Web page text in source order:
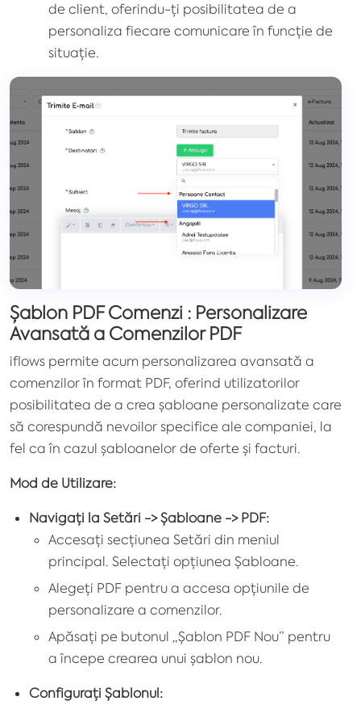
de client, oferindu-ți posibilitatea de a
personaliza fiecare comunicare în funcție de
situație.
Șablon PDF Comenzi : Personalizare
Avansată a Comenzilor PDF
iflows permite acum personalizarea avansată a
comenzilor în format PDF, oferind utilizatorilor
posibilitatea de a crea șabloane personalizate care
să corespundă nevoilor specifice ale companiei, la
fel ca în cazul șabloanelor de oferte și facturi.
Mod de Utilizare:
Navigați la Setări -> Șabloane -> PDF:
Accesați secțiunea Setări din meniul
principal. Selectați opțiunea Șabloane.
Alegeți PDF pentru a accesa opțiunile de
personalizare a comenzilor.
Apăsați pe butonul „ Șablon PDF Nou” pentru
a începe crearea unui șablon nou.
Configurați Șablonul: